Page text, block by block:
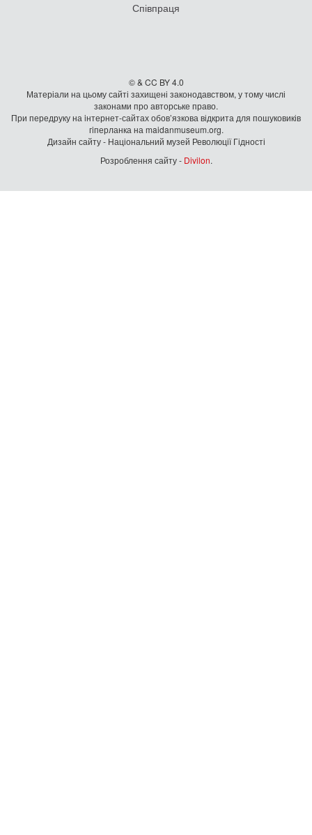
Співпраця
© & CC BY 4.0
Матеріали на цьому сайті захищені законодавством, у тому числі
законами про авторське право.
При передруку на iнтернет-сайтах обов’язкова відкрита для пошуковиків
гiперланка на maidanmuseum.org.
Дизайн сайту - Національний музей Революції Гідності
Розроблення сайту - Divilon.